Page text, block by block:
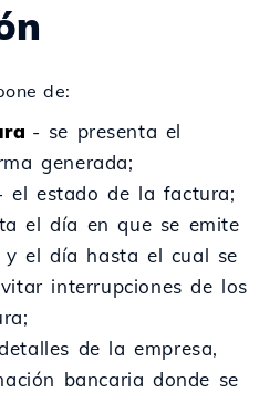
de:
- se presenta el
generada;
el estado de la factura;
el día en que se emite
el día hasta el cual se
interrupciones de los
de la empresa,
bancaria donde se